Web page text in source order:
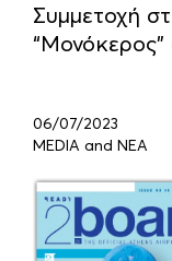
Συμμετοχή
06/07/2023
MEDIA and ΝΕΑ